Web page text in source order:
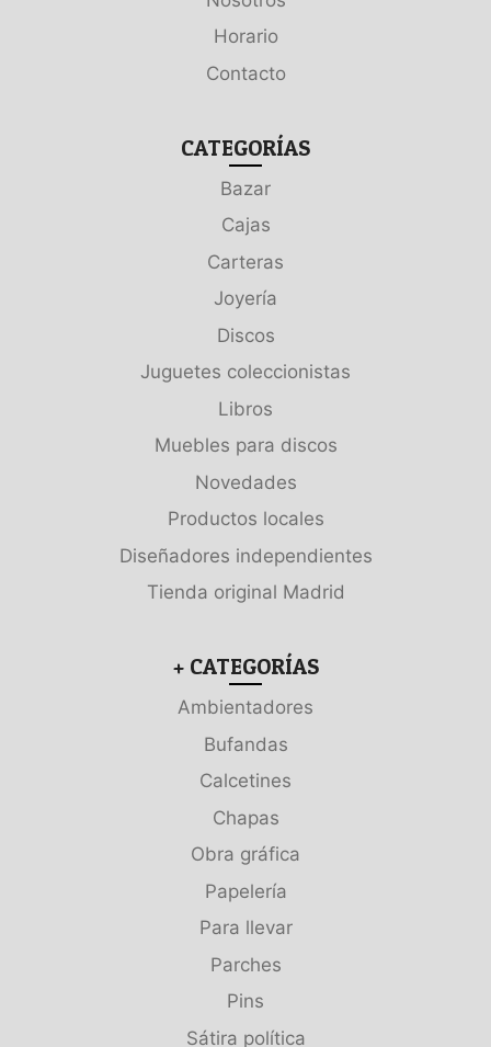
Horario
Contacto
CATEGORÍAS
Bazar
Cajas
Carteras
Joyería
Discos
Juguetes coleccionistas
Libros
Muebles para discos
Novedades
Productos locales
Diseñadores independientes
Tienda original Madrid
+ CATEGORÍAS
Ambientadores
Bufandas
Calcetines
Chapas
Obra gráfica
Papelería
Para llevar
Parches
Pins
Sátira política